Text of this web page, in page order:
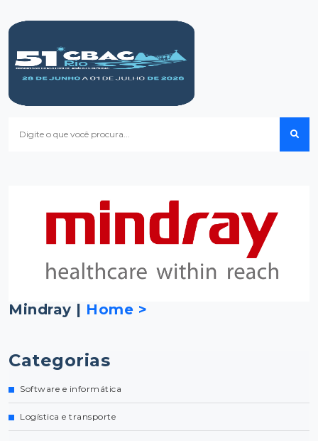
Mindray | Home >
Categorias
Software e informática
Logística e transporte